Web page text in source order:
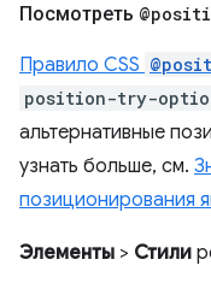
Посмотреть
Правило CSS
position-try-
альтернативные
узнать больше, см.
позиционирования
Элементы > Стили